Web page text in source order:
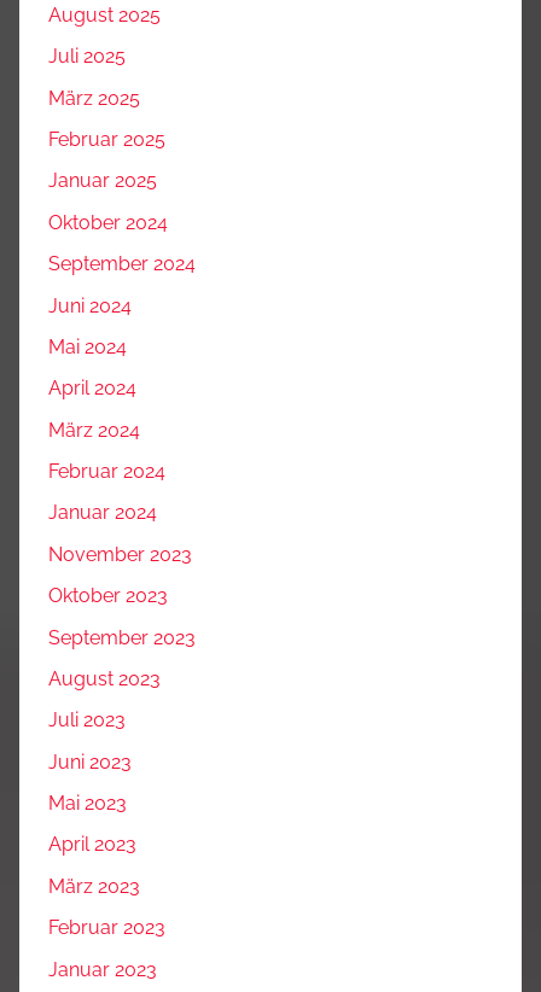
August 2025
Juli 2025
März 2025
Februar 2025
Januar 2025
Oktober 2024
September 2024
Juni 2024
Mai 2024
April 2024
März 2024
Februar 2024
Januar 2024
November 2023
Oktober 2023
September 2023
August 2023
Juli 2023
Juni 2023
Mai 2023
April 2023
März 2023
Februar 2023
Januar 2023